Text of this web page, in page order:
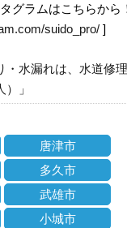
グラムはこちらから
suido_pro/ ]
・水漏れは、水道修
」
唐津市
多久市
武雄市
小城市